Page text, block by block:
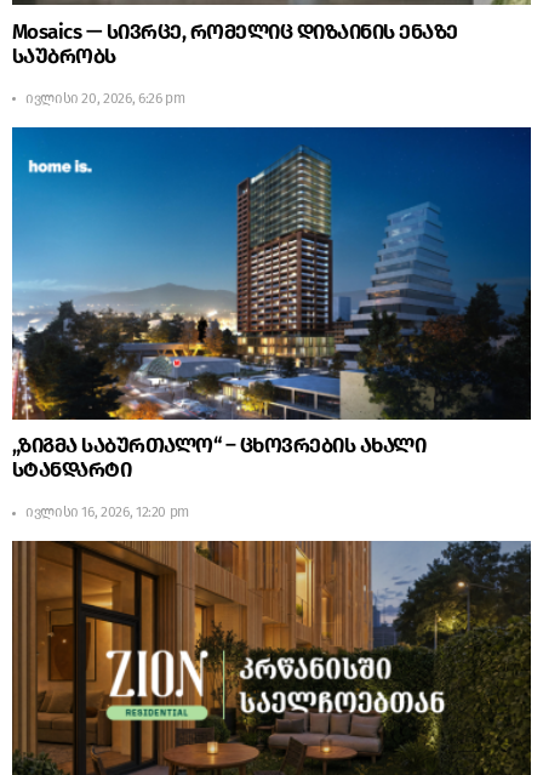
Mosaics — სივრცე, რომელიც დიზაინის ენაზე
საუბრობს
ივლისი 20, 2026, 6:26 pm
„ზიგმა საბურთალო“ – ცხოვრების ახალი
სტანდარტი
ივლისი 16, 2026, 12:20 pm